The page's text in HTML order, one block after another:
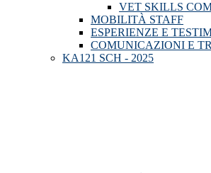
VET SKILLS
MOBILITÀ STAFF
ESPERIENZE E
COMUNICAZIONI E
KA121 SCH - 2025